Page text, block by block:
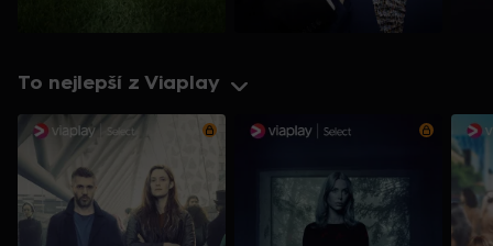
To nejlepší z Viaplay